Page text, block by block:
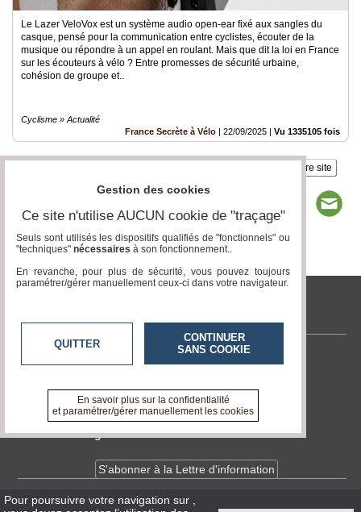
Le Lazer VeloVox est un système audio open-ear fixé aux sangles du
casque, pensé pour la communication entre cyclistes, écouter de la
musique ou répondre à un appel en roulant. Mais que dit la loi en France
sur les écouteurs à vélo ? Entre promesses de sécurité urbaine,
cohésion de groupe et..
Cyclisme » Actualité
France Secrète à Vélo | 22/09/2025 | Vu 1335105 fois
Insérez sur votre site
tvlocale.fr
Contactez-nous
A propos de tvlocale.fr
Devenir délégué
S'abonner à la Lettre d'information
InfosCNIL/RGPD
Pour poursuivre votre navigation sur
Gestion des cookies
Ce site n'utilise AUCUN cookie de "traçage"
Seuls sont utilisés les dispositifs qualifiés de "fonctionnels" ou
"techniques" nécessaires à son fonctionnement..
En revanche, pour plus de sécurité, vous pouvez toujours
paramétrer/gérer manuellement ceux-ci dans votre navigateur.
QUITTER
CONTINUER
SANS COOKIE
En savoir plus sur la confidentialité
et paramétrer/gérer manuellement les cookies